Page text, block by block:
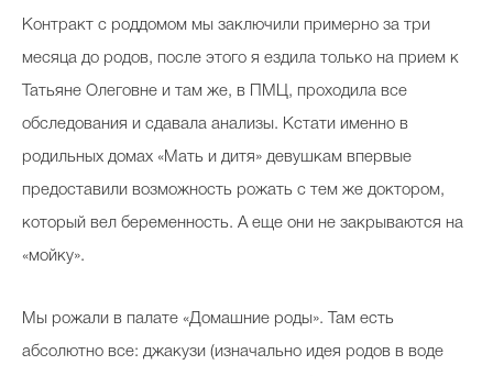
Контракт с роддомом мы заключили примерно за три
месяца до родов, после этого я ездила только на прием к
Татьяне Олеговне и там же, в ПМЦ, проходила все
обследования и сдавала анализы. Кстати именно в
родильных домах «Мать и дитя» девушкам впервые
предоставили возможность рожать с тем же доктором,
который вел беременность. А еще они не закрываются на
«мойку».
Мы рожали в палате «Домашние роды». Там есть
абсолютно все: джакузи (изначально идея родов в воде